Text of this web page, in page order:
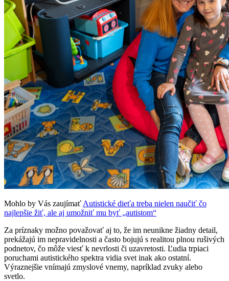
Mohlo by Vás zaujímať Autistické dieťa treba nielen naučiť čo
najlepšie žiť, ale aj umožniť mu byť „autistom“
Za príznaky možno považovať aj to, že im neunikne žiadny detail,
prekážajú im nepravidelnosti a často bojujú s realitou plnou rušivých
podnetov, čo môže viesť k nevrlosti či uzavretosti. Ľudia trpiaci
poruchami autistického spektra vidia svet inak ako ostatní.
Výraznejšie vnímajú zmyslové vnemy, napríklad zvuky alebo
svetlo.